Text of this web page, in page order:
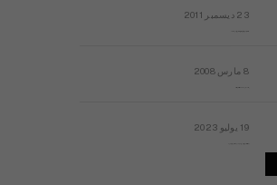
23 ديسمبر 2011
8 مارس 2008
19 يوليو 2023